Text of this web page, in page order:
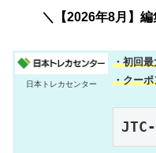
＼【2026年8月】
日本トレカセンター
・初回最
・クー